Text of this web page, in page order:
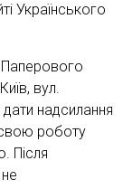
Українського
вул.
надсилання
свою роботу
Після